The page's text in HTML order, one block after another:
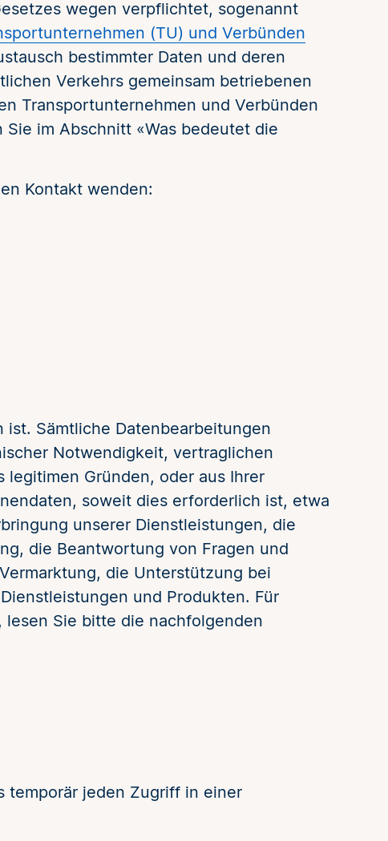
wegen verpflichtet, sogenannt
(TU) und Verbünden
bestimmter Daten und deren
Verkehrs gemeinsam betriebenen
Transportunternehmen und Verbünden
im Abschnitt «Was bedeutet die
Kontakt wenden:
Sämtliche Datenbearbeitungen
Notwendigkeit, vertraglichen
Gründen, oder aus Ihrer
soweit dies erforderlich ist, etwa
unserer Dienstleistungen, die
die Beantwortung von Fragen und
die Unterstützung bei
und Produkten. Für
Sie bitte die nachfolgenden
temporär jeden Zugriff in einer